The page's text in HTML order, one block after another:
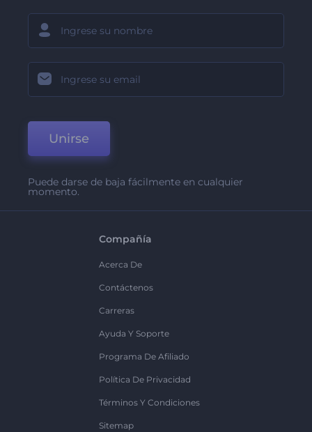
Unirse
Puede darse de baja fácilmente en cualquier
momento.
Compañía
Acerca De
Contáctenos
Carreras
Ayuda Y Soporte
Programa De Afiliado
Política De Privacidad
Términos Y Condiciones
Sitemap